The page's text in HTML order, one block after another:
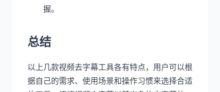
握。
总结
以上几款视频去字幕工具各有特点，用户可以根
据自己的需求、使用场景和操作习惯来选择合适